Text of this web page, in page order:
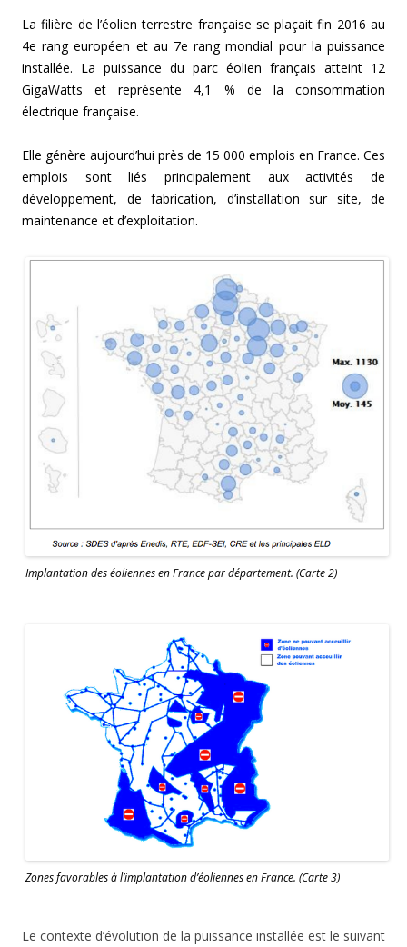
La filière de l’éolien terrestre française se plaçait fin 2016 au
4e rang européen et au 7e rang mondial pour la puissance
installée. La puissance du parc éolien français atteint 12
GigaWatts et représente 4,1 % de la consommation
électrique française.
Elle génère aujourd’hui près de 15 000 emplois en France. Ces
emplois sont liés principalement aux activités de
développement, de fabrication, d’installation sur site, de
maintenance et d’exploitation.
Implantation des éoliennes en France par département. (Carte 2)
Zones favorables à l’implantation d’éoliennes en France. (Carte 3)
Le contexte d’évolution de la puissance installée est le suivant